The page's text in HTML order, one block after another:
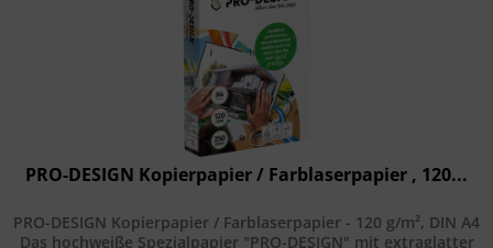
PRO-DESIGN Kopierpapier / Farblaserpapier , 120...
PRO-DESIGN Kopierpapier / Farblaserpapier - 120 g/m², DIN A4
Das hochweiße Spezialpapier "PRO-DESIGN" mit extraglatter